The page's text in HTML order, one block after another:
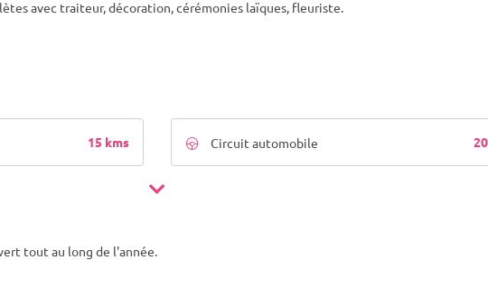
avec traiteur, décoration, cérémonies laïques, fleuriste.
15 kms Circuit automobile
tout au long de l'année.